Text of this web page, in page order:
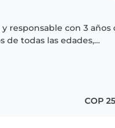
responsable con 3 años
de todas las edades,
COP